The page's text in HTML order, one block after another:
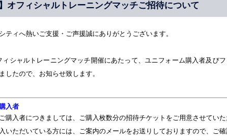
】オフィシャルトレーニングマッチご招待について
ティへ熱いご支援・ご声援誠にありがとうございます。
ィシャルトレーニングマッチ開催にあたって、ユニフォーム購入者及び
したので、お知らせ致します。
入者
購入者につきましては、ご購入枚数分の招待チケットをご用意させていた
いただいている方には、ご案内のメールをお送りしておりますので、ご確